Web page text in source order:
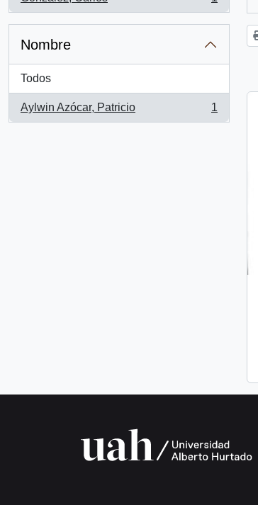
, 1 resultados
Nombre
Todos
Aylwin Azócar, Patricio
, 1 resultados
1